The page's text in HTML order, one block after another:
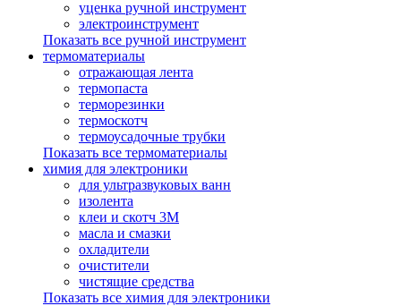
уценка ручной инструмент
электроинструмент
Показать все ручной инструмент
термоматериалы
отражающая лента
термопаста
терморезинки
термоскотч
термоусадочные трубки
Показать все термоматериалы
химия для электроники
для ультразвуковых ванн
изолента
клеи и скотч 3М
масла и смазки
охладители
очистители
чистящие средства
Показать все химия для электроники